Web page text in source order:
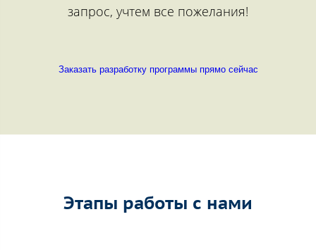
запрос, учтем все пожелания!
Заказать разработку программы прямо сейчас
Этапы работы с нами